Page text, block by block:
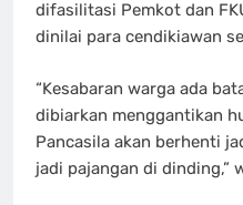
difasilitasi Pemkot dan
dinilai para cendikiawan
“Kesabaran warga ada
dibiarkan menggantikan
Pancasila akan berhenti
jadi pajangan di dinding,”